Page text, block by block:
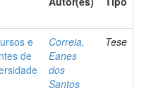
e
de
Correia,
Eanes
dos
Santos
Tese